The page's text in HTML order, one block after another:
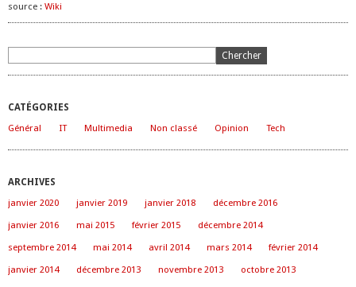
source : Wiki
CATÉGORIES
Général
IT Multimedia Non classé Opinion Tech
ARCHIVES
janvier 2020
janvier 2019 janvier 2018
décembre 2016
janvier 2016
mai 2015 février 2015
décembre 2014
septembre 2014
mai 2014 avril 2014 mars 2014
février 2014
janvier 2014
décembre 2013 novembre 2013
octobre 2013